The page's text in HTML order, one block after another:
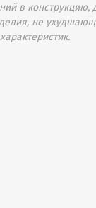
в конструкцию,
не